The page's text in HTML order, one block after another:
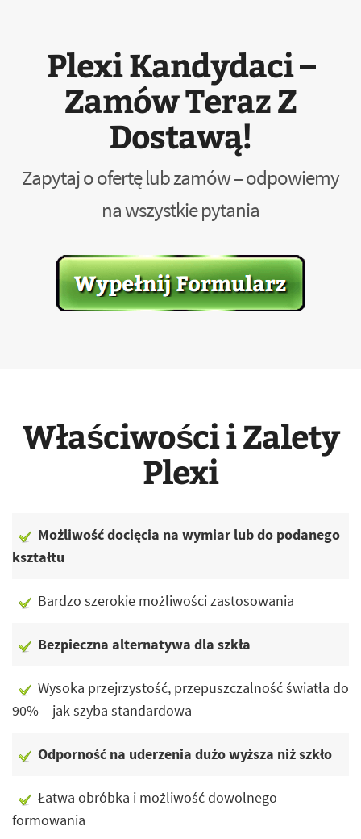
Plexi Kandydaci –
Zamów Teraz Z
Dostawą!
Zapytaj o ofertę lub zamów – odpowiemy
na wszystkie pytania
Właściwości i Zalety
Plexi
Możliwość docięcia na wymiar lub do podanego
kształtu
Bardzo szerokie możliwości zastosowania
Bezpieczna alternatywa dla szkła
Wysoka przejrzystość, przepuszczalność światła do
90% – jak szyba standardowa
Odporność na uderzenia dużo wyższa niż szkło
Łatwa obróbka i możliwość dowolnego
formowania